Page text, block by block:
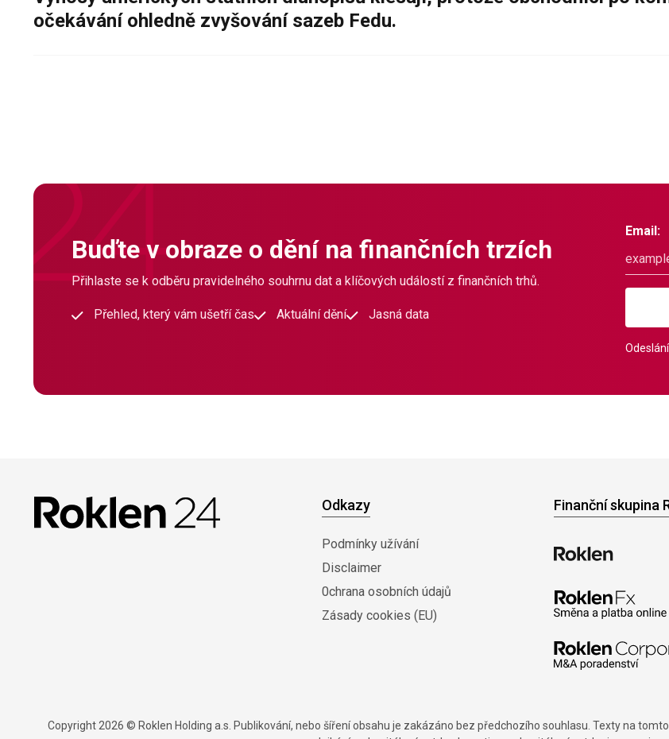
očekávání ohledně zvyšování sazeb Fedu.
Buďte v obraze o dění na finančních trzích
Přihlaste se k odběru pravidelného souhrnu dat a klíčových událostí z finančních trhů.
Přehled, který vám ušetří čas Aktuální dění Jasná data
Email:
Odkazy
Podmínky užívání
Disclaimer
0chrana osobních údajů
Zásady cookies (EU)
Finanční skupina
Copyright 2026 © Roklen Holding a.s. Publikování, nebo šíření obsahu je zakázáno bez předchozího souhlasu. Texty na